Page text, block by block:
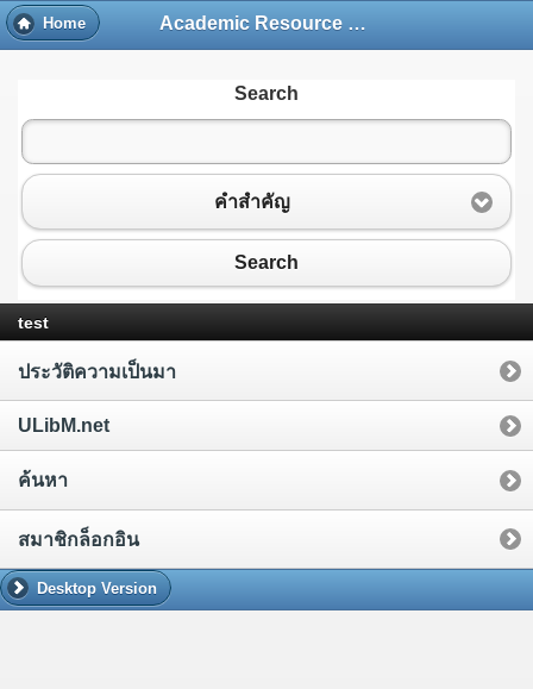
Home Academic Resource and Information Technology Center
Search
คำสำคัญ
Search
test
ประวัติความเป็นมา
ULibM.net
ค้นหา
สมาชิกล็อกอิน
Desktop Version